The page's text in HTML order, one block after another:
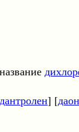
дантролен] [